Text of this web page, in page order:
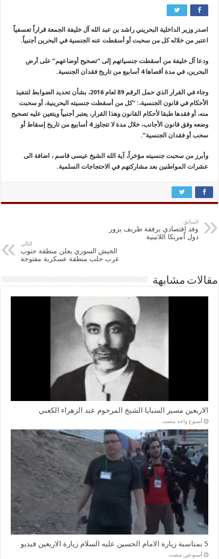
اصدر وزير الداخلية البحريني راشد بن عبد الله آل خليفة الجمعة قراراً تعسفياً
اعتبر من خلاله كل من سحبت أو أسقطت عنه الجنسية في البحرين أجنبياً.
ودعا آل خليفة من أسقطت جنسياتهم إلى “تصحيح أوضاعهم” على أرض
البحرين، في مدة أقصاها 4 أسابيع من تاريخ فقدان الجنسية.
وجاء في القرار الذي حمل الرقم 89 لعام 2016، بشأن تحديد الضوابط لتنفيذ
الأحكام في قانون الجنسية،: “كل من أسقطت جنسيته البحرينية، أو سحبت
منه، أو فقدها طبقا لأحكام القانون وهذا القرار، يعتبر أجنبياً ويتعين عليه تصحيح
وضعه وفق قانون الأجانب، خلال مدة لا تتجاوز 4 أسابيع من تاريخ إسقاط أو
سحب أو فقدان الجنسية”.
وأبرز من سحبت جنسيته مؤخراً، آية الله الشيخ عيسى قاسم ، اضافة الى
عشرات المواطنين بعد مشاركتهم في الاحتجاجات السلمية.
السابق
وفد إقتصادي برفقة ظريف يزور
دول أمريكا اللاتينية
التالي
الجيش السوري يعلن منطقة جنوب
غرب حلب منطقة عسكرية مفتوحة
مقالات مشابهة
الاربعين مسير السبايا الشيخ المرحوم عبد الزهراء الكعبي
‏أسبوع واحد مضت
5 بمناسبة زيارة الامام الحسين عليه السلام زيارة الاربعين فيديو
‏أسبوعين مضت